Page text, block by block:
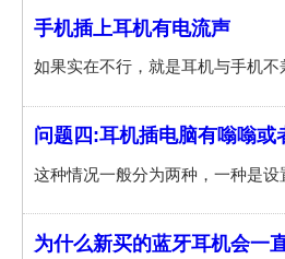
手机插上耳机有电流声
问题四:耳机插电脑有嗡嗡或
为什么新买的蓝牙耳机会一